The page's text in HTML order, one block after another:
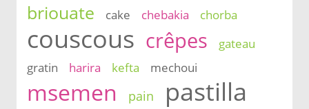
briouate cake chebakia chorba
couscous crêpes
gateau
gratin
harira kefta mechoui
msemen pain pastilla